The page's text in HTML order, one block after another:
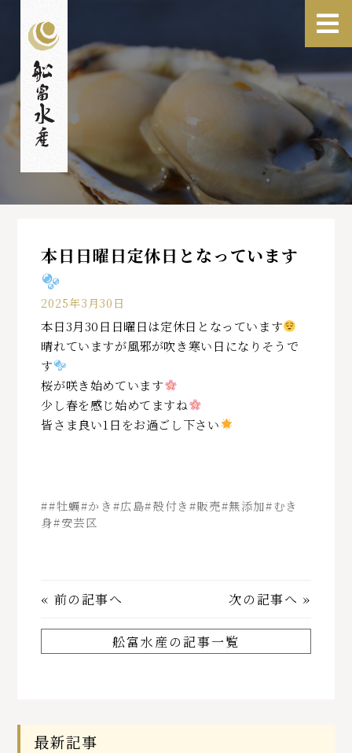
本日日曜日定休日となっています
2025年3月30日
本日3月30日日曜日は定休日となっています
晴れていますが風邪が吹き寒い日になりそうで
す
桜が咲き始めています
少し春を感じ始めてますね
皆さま良い1日をお過ごし下さい
##牡蠣#かき#広島#殻付き#販売#無添加#むき
身#安芸区
« 前の記事へ 次の記事へ »
舩富水産の記事一覧
最新記事